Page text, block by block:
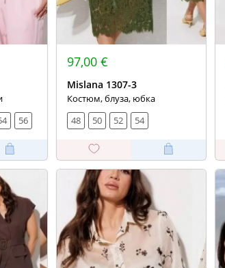
56
97,00 €
Mislana 1307-3
Костюм, блуза, юбка
48
50 52 54